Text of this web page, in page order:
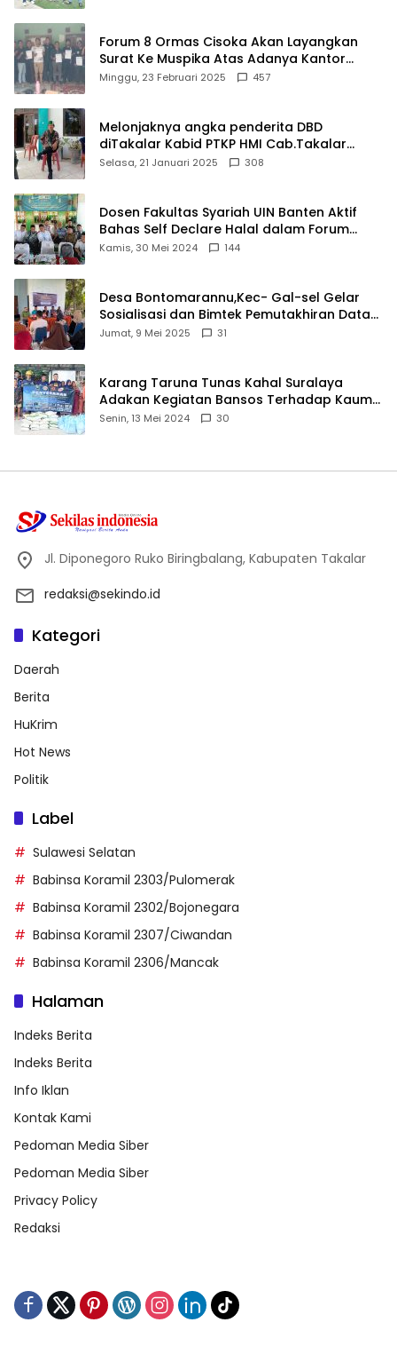
Forum 8 Ormas Cisoka Akan Layangkan
Surat Ke Muspika Atas Adanya Kantor
Matel di Cisoka
Minggu, 23 Februari 2025 457
Melonjaknya angka penderita DBD
diTakalar Kabid PTKP HMI Cab.Takalar
angkat bicara
Selasa, 21 Januari 2025 308
Dosen Fakultas Syariah UIN Banten Aktif
Bahas Self Declare Halal dalam Forum
Ijtima Ulama MUI
Kamis, 30 Mei 2024 144
Desa Bontomarannu,Kec- Gal-sel Gelar
Sosialisasi dan Bimtek Pemutakhiran Data
ID
Jumat, 9 Mei 2025 31
Karang Taruna Tunas Kahal Suralaya
Adakan Kegiatan Bansos Terhadap Kaum
Dhuafa dan Anak Yatim-Piatu
Senin, 13 Mei 2024 30
Jl. Diponegoro Ruko Biringbalang, Kabupaten Takalar
redaksi@sekindo.id
Kategori
Daerah
Berita
HuKrim
Hot News
Politik
Label
Sulawesi Selatan
Babinsa Koramil 2303/Pulomerak
Babinsa Koramil 2302/Bojonegara
Babinsa Koramil 2307/Ciwandan
Babinsa Koramil 2306/Mancak
Halaman
Indeks Berita
Indeks Berita
Info Iklan
Kontak Kami
Pedoman Media Siber
Pedoman Media Siber
Privacy Policy
Redaksi